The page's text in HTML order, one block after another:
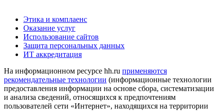
Этика и комплаенс
Оказание услуг
Использование сайтов
Защита персональных данных
ИТ аккредитация
На информационном ресурсе hh.ru применяются
рекомендательные технологии (информационные технологии
предоставления информации на основе сбора, систематизации
и анализа сведений, относящихся к предпочтениям
пользователей сети «Интернет», находящихся на территории